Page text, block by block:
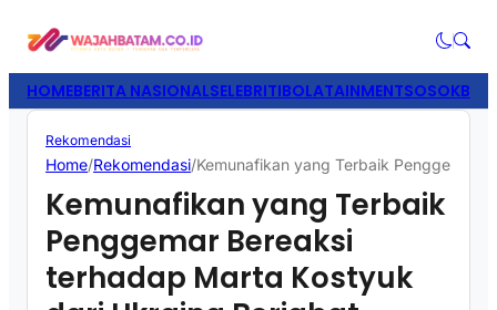
HOMEBERITA NASIONALSELEBRITIBOLATAINMENTSOSOK
Rekomendasi
Home/Rekomendasi/Kemunafikan yang Terbaik Penggemar
Kemunafikan yang Terbaik
Penggemar Bereaksi
terhadap Marta Kostyuk